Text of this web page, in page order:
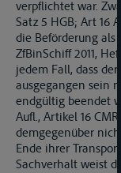
verpflichtet war.
Satz 5 HGB; Art 16
die Beförderung als
ZfBinSchiff 2011,
jedem Fall, dass
ausgegangen sein
endgültig beendet
Aufl., Artikel 16
demgegenüber
Ende ihrer
Sachverhalt weist